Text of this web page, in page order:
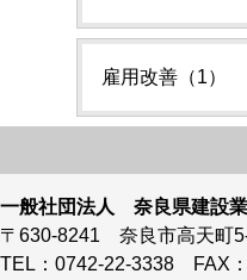
雇用改善（1）
一般社団法人 奈良県建設
〒630-8241 奈良市高天町
TEL：0742-22-3338 FAX